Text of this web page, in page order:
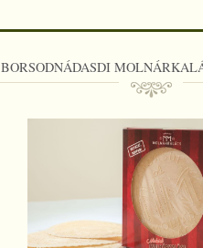
BORSODNÁDASDI